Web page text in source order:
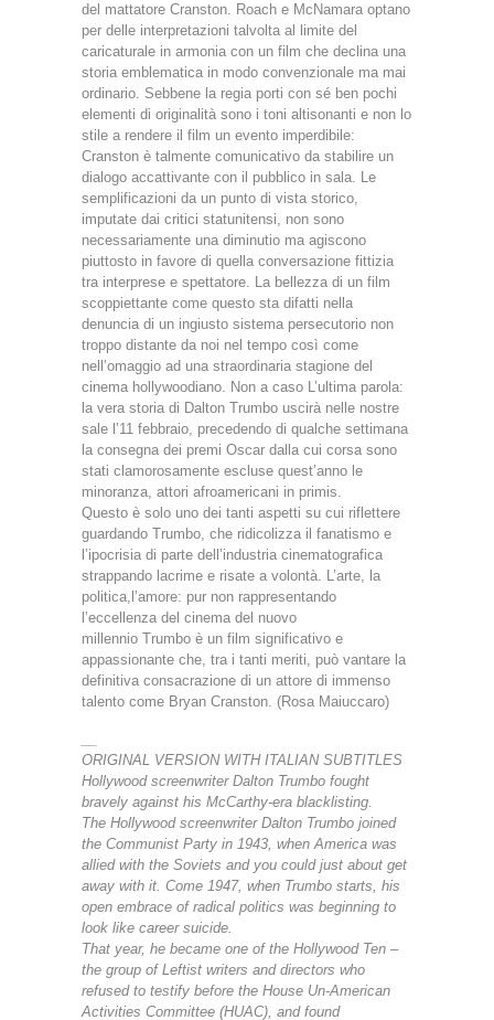
del mattatore Cranston. Roach e McNamara optano
per delle interpretazioni talvolta al limite del
caricaturale in armonia con un film che declina una
storia emblematica in modo convenzionale ma mai
ordinario. Sebbene la regia porti con sé ben pochi
elementi di originalità sono i toni altisonanti e non lo
stile a rendere il film un evento imperdibile:
Cranston è talmente comunicativo da stabilire un
dialogo accattivante con il pubblico in sala. Le
semplificazioni da un punto di vista storico,
imputate dai critici statunitensi, non sono
necessariamente una diminutio ma agiscono
piuttosto in favore di quella conversazione fittizia
tra interprese e spettatore. La bellezza di un film
scoppiettante come questo sta difatti nella
denuncia di un ingiusto sistema persecutorio non
troppo distante da noi nel tempo così come
nell’omaggio ad una straordinaria stagione del
cinema hollywoodiano. Non a caso L’ultima parola:
la vera storia di Dalton Trumbo uscirà nelle nostre
sale l’11 febbraio, precedendo di qualche settimana
la consegna dei premi Oscar dalla cui corsa sono
stati clamorosamente escluse quest’anno le
minoranza, attori afroamericani in primis.
Questo è solo uno dei tanti aspetti su cui riflettere
guardando Trumbo, che ridicolizza il fanatismo e
l’ipocrisia di parte dell’industria cinematografica
strappando lacrime e risate a volontà. L’arte, la
politica,l’amore: pur non rappresentando
l’eccellenza del cinema del nuovo
millennio Trumbo è un film significativo e
appassionante che, tra i tanti meriti, può vantare la
definitiva consacrazione di un attore di immenso
talento come Bryan Cranston. (Rosa Maiuccaro)
ORIGINAL VERSION WITH ITALIAN SUBTITLES
Hollywood screenwriter Dalton Trumbo fought
bravely against his McCarthy-era blacklisting.
The Hollywood screenwriter Dalton Trumbo joined
the Communist Party in 1943, when America was
allied with the Soviets and you could just about get
away with it. Come 1947, when Trumbo starts, his
open embrace of radical politics was beginning to
look like career suicide.
That year, he became one of the Hollywood Ten –
the group of Leftist writers and directors who
refused to testify before the House Un-American
Activities Committee (HUAC), and found